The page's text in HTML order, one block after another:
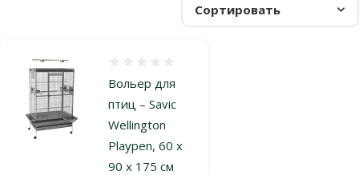
Сортировать
Вольер для
птиц – Savic
Wellington
Playpen, 60 x
90 x 175 см